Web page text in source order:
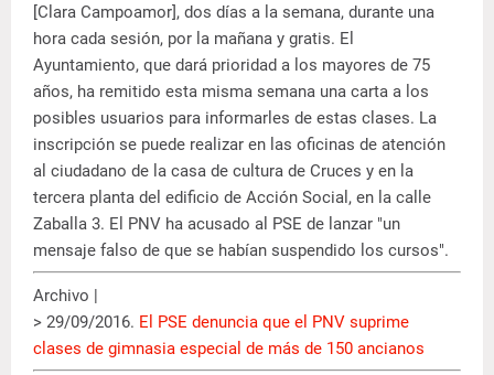
[Clara Campoamor], dos días a la semana, durante una
hora cada sesión, por la mañana y gratis. El
Ayuntamiento, que dará prioridad a los mayores de 75
años, ha remitido esta misma semana una carta a los
posibles usuarios para informarles de estas clases. La
inscripción se puede realizar en las oficinas de atención
al ciudadano de la casa de cultura de Cruces y en la
tercera planta del edificio de Acción Social, en la calle
Zaballa 3. El PNV ha acusado al PSE de lanzar "un
mensaje falso de que se habían suspendido los cursos".
Archivo |
> 29/09/2016. El PSE denuncia que el PNV suprime
clases de gimnasia especial de más de 150 ancianos